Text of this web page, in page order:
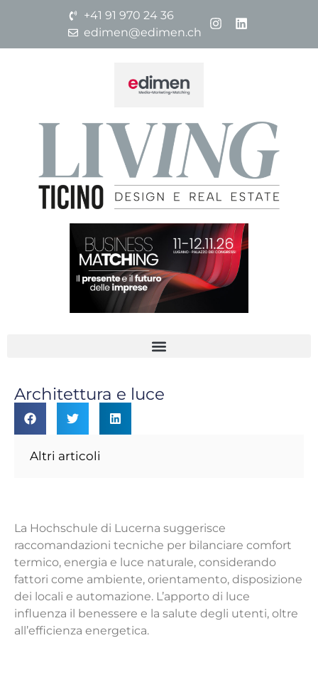
+41 91 970 24 36
edimen@edimen.ch
Architettura e luce
Altri articoli
La Hochschule di Lucerna suggerisce
raccomandazioni tecniche per bilanciare comfort
termico, energia e luce naturale, considerando
fattori come ambiente, orientamento, disposizione
dei locali e automazione. L’apporto di luce
influenza il benessere e la salute degli utenti, oltre
all’efficienza energetica.